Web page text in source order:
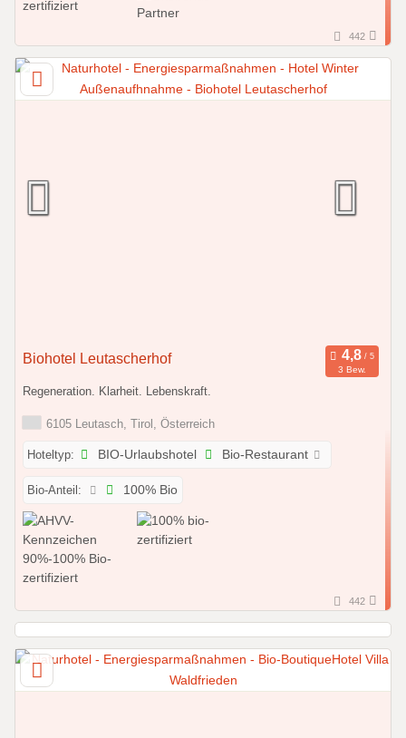
442
Biohotel Leutascherhof
3 Bew.
Regeneration. Klarheit. Lebenskraft.
6105 Leutasch, Tirol, Österreich
Hoteltyp: BIO-Urlaubshotel Bio-Restaurant
Bio-Anteil: 100% Bio
442